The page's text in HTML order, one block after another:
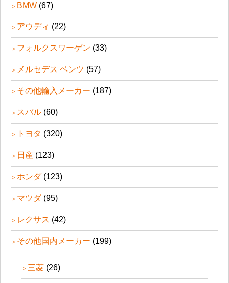
BMW (67)
アウディ (22)
フォルクスワーゲン (33)
メルセデス ベンツ (57)
その他輸入メーカー (187)
スバル (60)
トヨタ (320)
日産 (123)
ホンダ(123)
マツダ(95)
レクサス (42)
その他国内メーカー (199)
三菱 (26)